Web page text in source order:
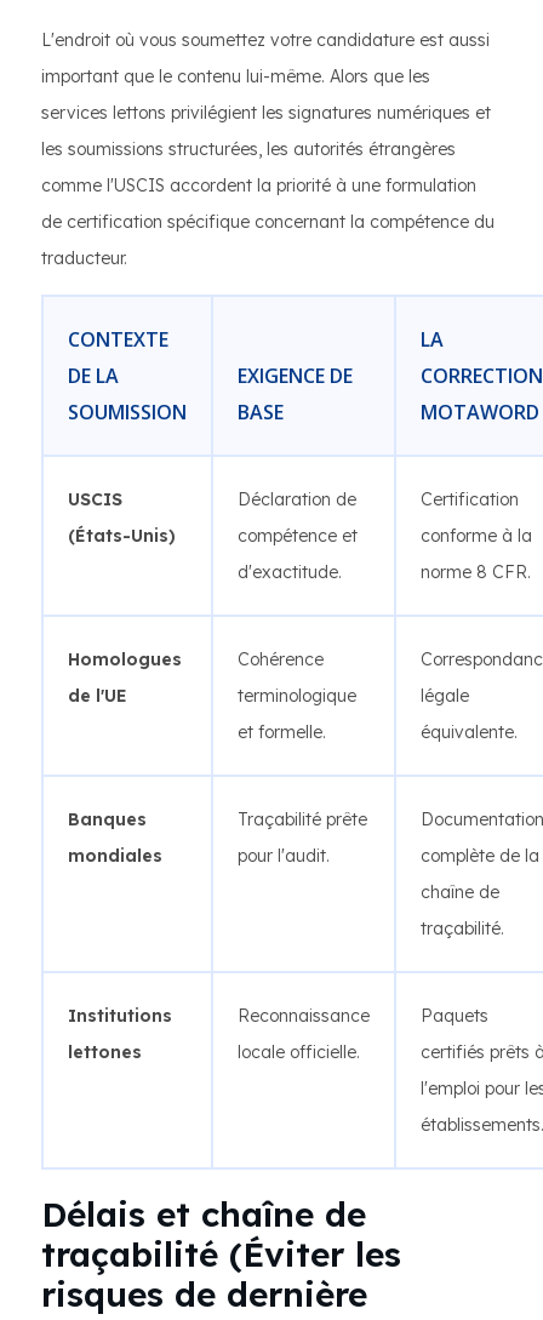
L'endroit où vous soumettez votre candidature est aussi
important que le contenu lui-même. Alors que les
services lettons privilégient les signatures numériques et
les soumissions structurées, les autorités étrangères
comme l'USCIS accordent la priorité à une formulation
de certification spécifique concernant la compétence du
traducteur.
CONTEXTE
DE LA
SOUMISSION
EXIGENCE DE
BASE
LA
CORRECTION
MOTAWORD
USCIS
(États-Unis)
Déclaration de
compétence et
d'exactitude.
Certification
conforme à la
norme 8 CFR.
Homologues
de l'UE
Cohérence
terminologique
et formelle.
légale
équivalente.
Banques
mondiales
Traçabilité prête
pour l'audit.
Documentation
complète de la
chaîne de
traçabilité.
Institutions
lettones
Reconnaissance
locale officielle.
Paquets
certifiés prêts
l'emploi pour
établissements.
Délais et chaîne de
traçabilité (Éviter les
risques de dernière